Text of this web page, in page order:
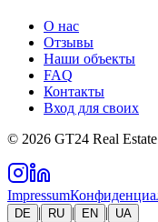
О нас
Отзывы
Наши объекты
FAQ
Контакты
Вход для своих
© 2026 GT24 Real
Impressum
DE | RU | EN | UA